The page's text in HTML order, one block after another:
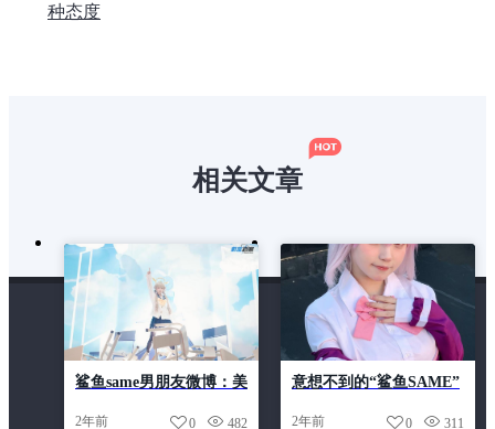
种态度
相关文章
鲨鱼same男朋友微博：美
2年前 482
0
意想不到的“鲨鱼SAME”
2年前 311
0